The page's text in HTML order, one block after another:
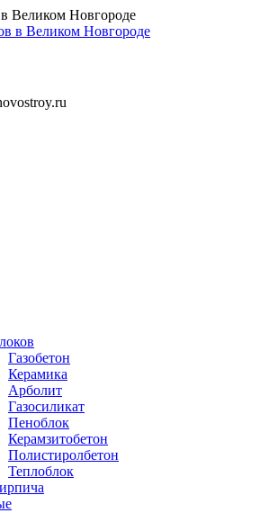
Великом Новгороде
Газобетон
Керамика
Арболит
Газосиликат
Пеноблок
Керамзитобетон
Полистиролбетон
Теплоблок